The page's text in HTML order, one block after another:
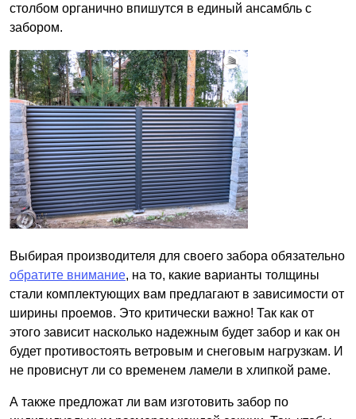
столбом органично впишутся в единый ансамбль с
забором.
Выбирая производителя для своего забора обязательно
обратите внимание, на то, какие варианты толщины
стали комплектующих вам предлагают в зависимости от
ширины проемов. Это критически важно! Так как от
этого зависит насколько надежным будет забор и как он
будет противостоять ветровым и снеговым нагрузкам. И
не провиснут ли со временем ламели в хлипкой раме.
А также предложат ли вам изготовить забор по